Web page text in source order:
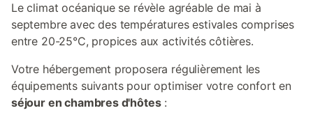
Le climat océanique se révèle agréable de mai à
septembre avec des températures estivales comprises
entre 20-25°C, propices aux activités côtières.
Votre hébergement proposera régulièrement les
équipements suivants pour optimiser votre confort en
séjour en chambres d'hôtes: